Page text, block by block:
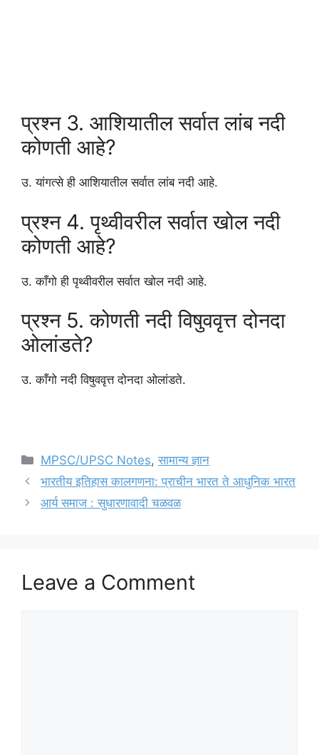
प्रश्न 3. आशियातील सर्वात लांब नदी
कोणती आहे?
उ. यांगत्से ही आशियातील सर्वात लांब नदी आहे.
प्रश्न 4. पृथ्वीवरील सर्वात खोल नदी
कोणती आहे?
उ. काँगो ही पृथ्वीवरील सर्वात खोल नदी आहे.
प्रश्न 5. कोणती नदी विषुववृत्त दोनदा
ओलांडते?
उ. काँगो नदी विषुववृत्त दोनदा ओलांडते.
Categories
MPSC/UPSC Notes,सामान्य ज्ञान
भारतीय इतिहास कालगणना: प्राचीन भारत ते आधुनिक भारत
आर्य समाज : सुधारणावादी चळवळ
Leave a Comment